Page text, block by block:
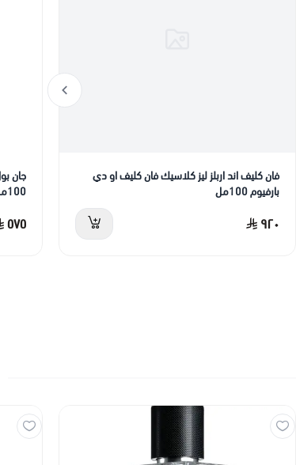
فان كليف اند اربلز ليز كلاسيك فان كليف او دي
بارفيوم 100مل
٩٢٠
جان
100مل
٥٧٥